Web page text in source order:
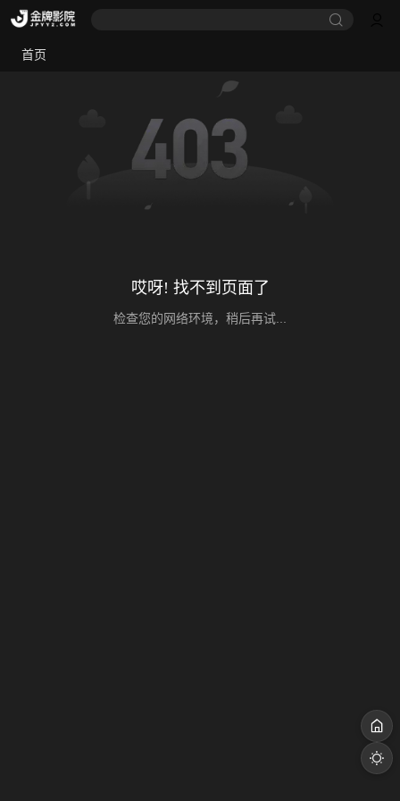
首页
哎呀! 找不到页面了
检查您的网络环境，稍后再试...